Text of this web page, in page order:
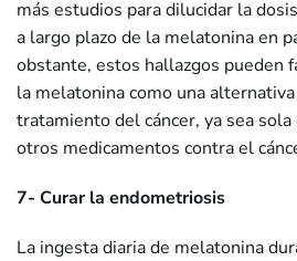
más estudios para dilucidar la
a largo plazo de la melatonina en
obstante, estos hallazgos pueden
la melatonina como una
tratamiento del cáncer, ya sea sola
otros medicamentos contra el
7- Curar la endometriosis
La ingesta diaria de melatonina